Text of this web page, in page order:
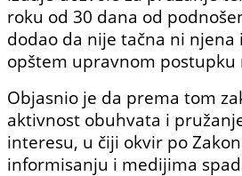
roku od 30 dana od
dodao da nije tačna ni njena
opštem upravnom postupku
Objasnio je da prema tom
aktivnost obuhvata i
interesu, u čiji okvir po
informisanju i medijima